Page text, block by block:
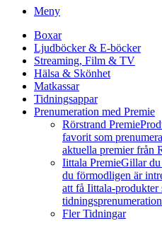
Meny
Boxar
Ljudböcker & E-böcker
Streaming, Film & TV
Hälsa & Skönhet
Matkassar
Tidningsappar
Prenumeration med Premie
Rörstrand Premie
favorit som
aktuella premier från
Iittala PremieGillar du
du förmodligen är
att få Iittala-produkter
Fler Tidningar